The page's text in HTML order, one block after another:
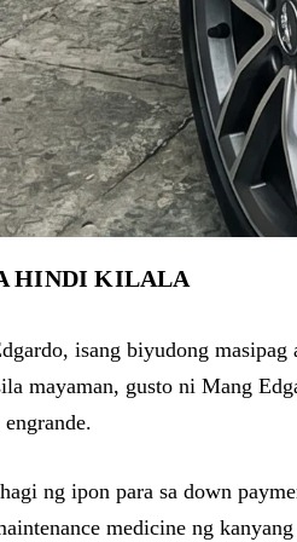
HINDI KILALA
isang biyudong
mayaman, gusto ni Mang
ng ipon para sa down
medicine ng